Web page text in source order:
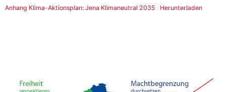
Anhang Klima-Aktionsplan: Jena Klimaneutral 2035 Herunterladen